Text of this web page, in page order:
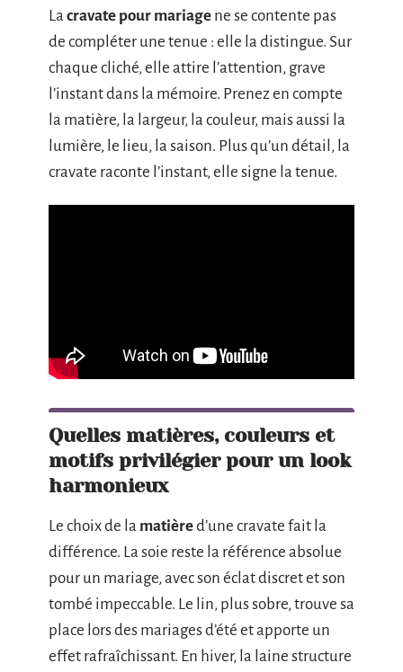
La cravate pour mariage ne se contente pas
de compléter une tenue : elle la distingue. Sur
chaque cliché, elle attire l’attention, grave
l’instant dans la mémoire. Prenez en compte
la matière, la largeur, la couleur, mais aussi la
lumière, le lieu, la saison. Plus qu’un détail, la
cravate raconte l’instant, elle signe la tenue.
Quelles matières, couleurs et
motifs privilégier pour un look
harmonieux
Le choix de la matièred’une cravate fait la
différence. La soie reste la référence absolue
pour un mariage, avec son éclat discret et son
tombé impeccable. Le lin, plus sobre, trouve sa
place lors des mariages d’été et apporte un
effet rafraîchissant. En hiver, la laine structure